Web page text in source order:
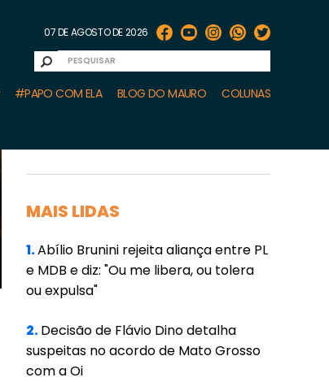
07 DE AGOSTO DE 2026
#PAPO COM ELA BLOG DO MAURO COLUNAS
MAIS LIDAS
1.Abílio Brunini rejeita aliança entre PL
e MDB e diz: "Ou me libera, ou tolera
ou expulsa"
2.Decisão de Flávio Dino detalha
suspeitas no acordo de Mato Grosso
com a Oi